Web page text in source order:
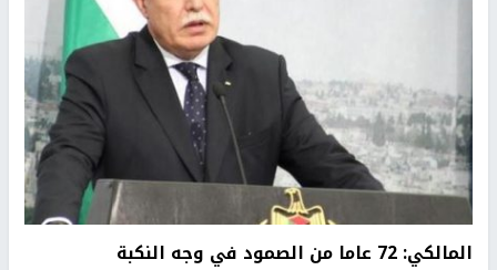
المالكي: 72 عاما من الصمود في وجه النكبة